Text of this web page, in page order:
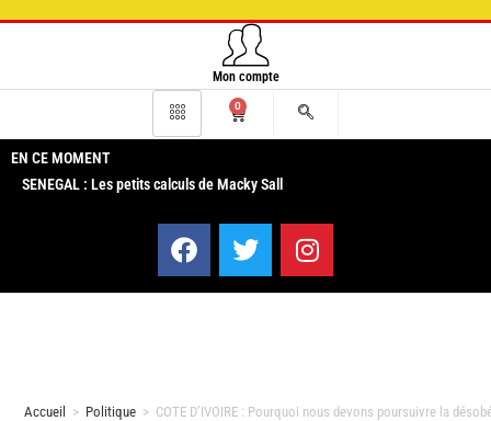
Mon compte
0
EN CE MOMENT
SENEGAL : Les petits calculs de Macky Sall
Accueil > Politique > COTE D’IVOIRE : Pourquoi nous devons poursuivre la